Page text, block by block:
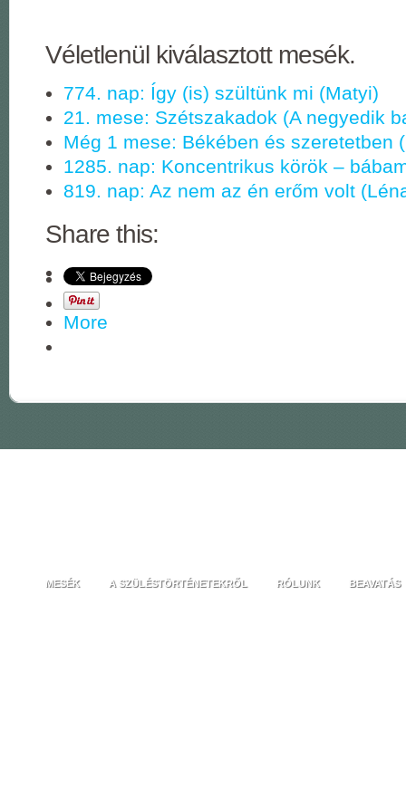
Véletlenül kiválasztott mesék.
774. nap: Így (is) szültünk mi (Matyi)
21. mese: Szétszakadok (A negyedik
Még 1 mese: Békében és szeretetben
1285. nap: Koncentrikus körök –
819. nap: Az nem az én erőm volt
Share this:
More
MESÉK A SZÜLÉSTÖRTÉNETEKRŐL RÓLUNK BEAVATÁS